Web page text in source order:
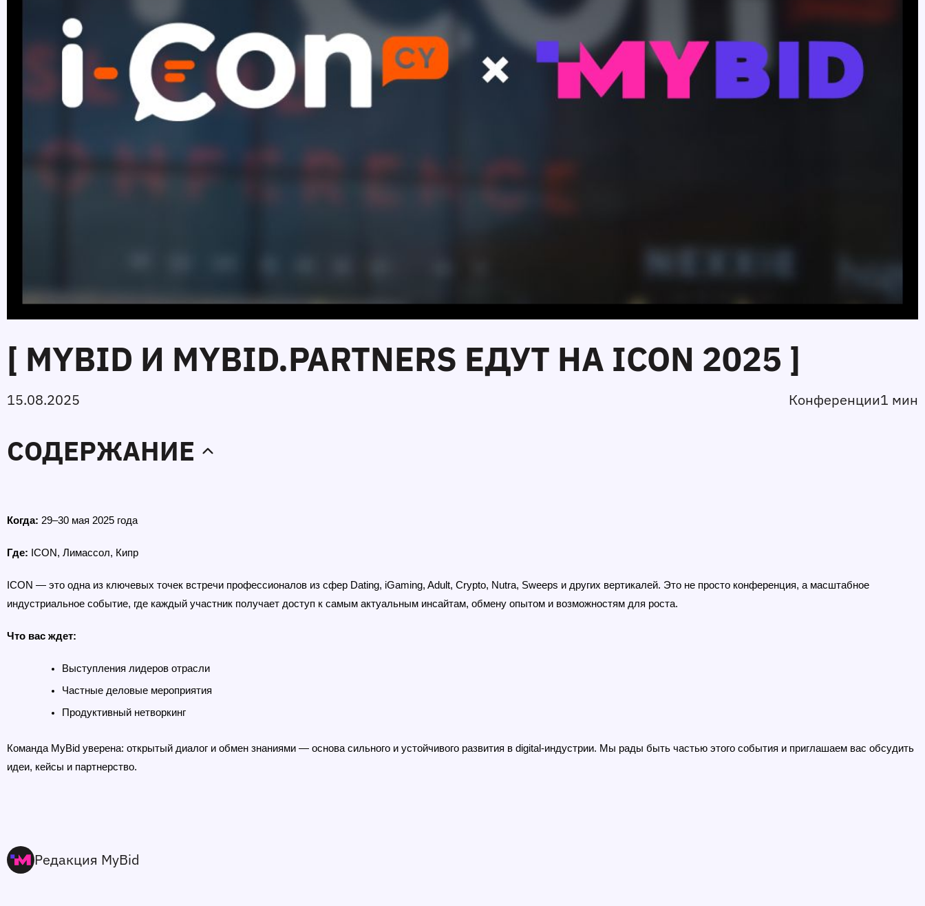
[ MYBID И MYBID.PARTNERS ЕДУТ НА ICON 2025 ]
15.08.2025 Конференции1 мин
СОДЕРЖАНИЕ
Когда: 29–30 мая 2025 года
Где: ICON, Лимассол, Кипр
ICON — это одна из ключевых точек встречи профессионалов из сфер Dating, iGaming, Adult, Crypto, Nutra, Sweeps и других вертикалей. Это не просто конференция, а масштабное
индустриальное событие, где каждый участник получает доступ к самым актуальным инсайтам, обмену опытом и возможностям для роста.
Что вас ждет:
Выступления лидеров отрасли
Частные деловые мероприятия
Продуктивный нетворкинг
Команда MyBid уверена: открытый диалог и обмен знаниями — основа сильного и устойчивого развития в digital-индустрии. Мы рады быть частью этого события и приглашаем вас обсудить
идеи, кейсы и партнерство.
Редакция MyBid